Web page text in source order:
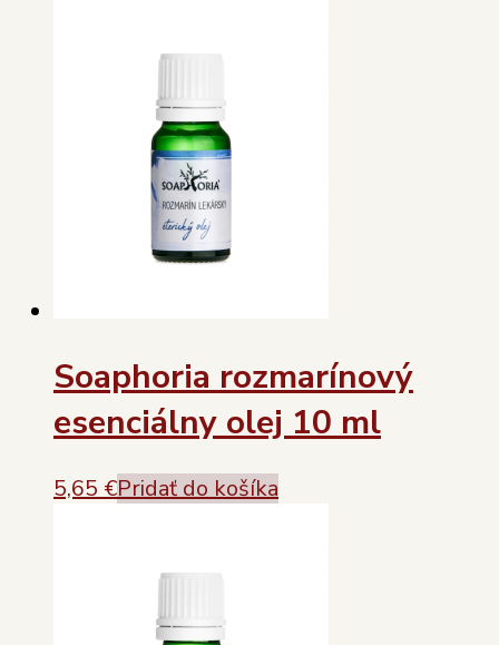
Soaphoria rozmarínový
esenciálny olej 10 ml
5,65 €Pridať do košíka